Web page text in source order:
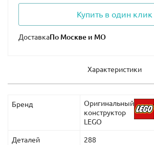
Купить в один клик
Доставка
Характеристики
Бренд
Оригинальный
конструктор
LEGO
Деталей 288